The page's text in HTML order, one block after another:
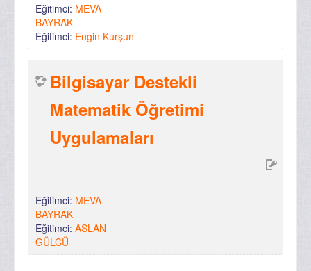
Eğitimci: MEVA
BAYRAK
Eğitimci: Engin Kurşun
Bilgisayar Destekli
Matematik Öğretimi
Uygulamaları
Eğitimci: MEVA
BAYRAK
Eğitimci: ASLAN
GÜLCÜ